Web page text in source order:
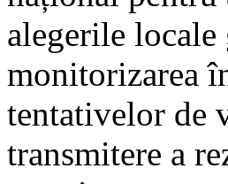
alegerile
monitorizarea
tentativelor de
transmitere a